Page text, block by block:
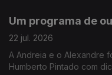
Um programa de
22 jul. 2026
A Andreia e o Alexandre
Humberto Pintado com